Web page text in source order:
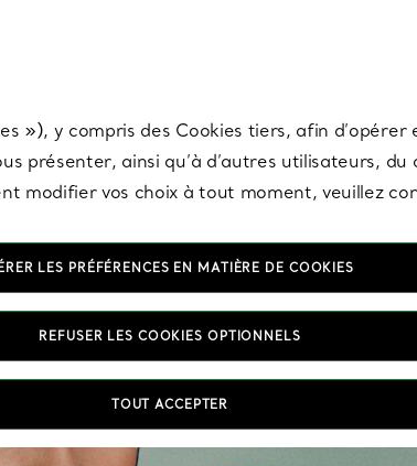
»), y compris des Cookies tiers, afin
présenter, ainsi qu’à d’autres utilisateurs,
modifier vos choix à tout moment, veuillez
LES PRÉFÉRENCES EN MATIÈRE DE COOKIES
REFUSER LES COOKIES OPTIONNELS
TOUT ACCEPTER